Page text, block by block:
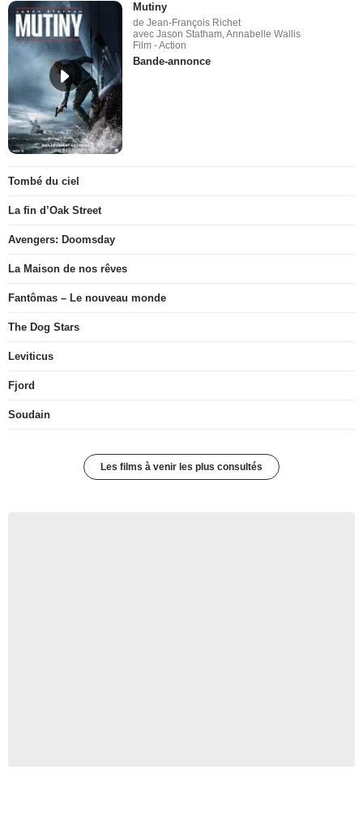
Mutiny
de Jean-François Richet
avec Jason Statham, Annabelle Wallis
Film - Action
Bande-annonce
Tombé du ciel
La fin d’Oak Street
Avengers: Doomsday
La Maison de nos rêves
Fantômas – Le nouveau monde
The Dog Stars
Leviticus
Fjord
Soudain
Les films à venir les plus consultés